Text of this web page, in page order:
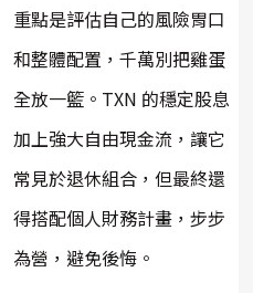
重點是評估自己的風險胃口
和整體配置，千萬別把雞蛋
全放一籃。TXN 的穩定股息
加上強大自由現金流，讓它
常見於退休組合，但最終還
得搭配個人財務計畫，步步
為營，避免後悔。